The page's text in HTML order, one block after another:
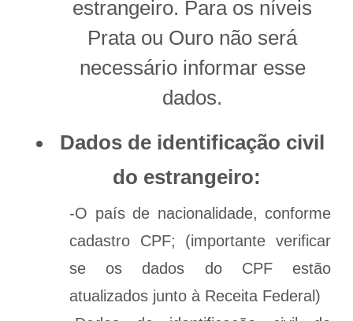
estrangeiro. Para os níveis
Prata ou Ouro não será
necessário informar esse
dados.
Dados de identificação civil
do estrangeiro:
-O país de nacionalidade, conforme
cadastro CPF; (importante verificar
se os dados do CPF estão
atualizados junto à Receita Federal)